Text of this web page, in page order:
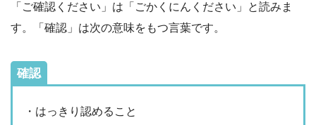
「ご確認ください」は「ごかくにんください」と読みま
す。「確認」は次の意味をもつ言葉です。
確認
・はっきり認めること